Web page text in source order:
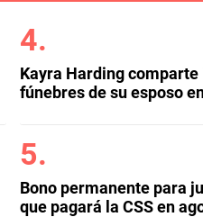
Kayra Harding
fúnebres de su esposo
Bono permanente para
que pagará la CSS en